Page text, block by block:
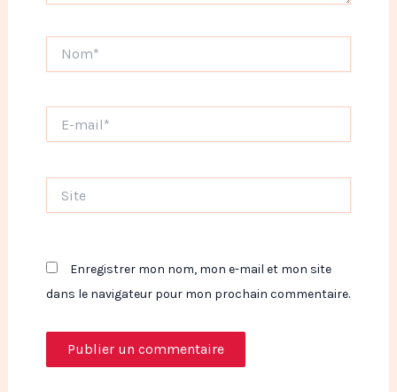
mail*
Enregistrer mon nom, mon e-mail et mon site
dans le navigateur pour mon prochain commentaire.